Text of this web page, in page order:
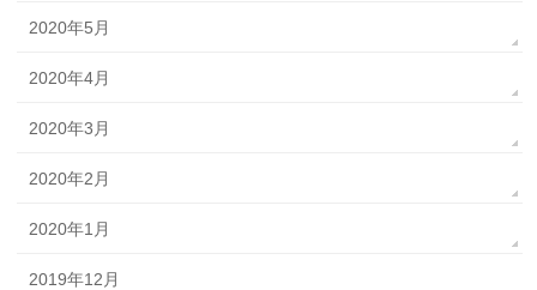
2020年5月
2020年4月
2020年3月
2020年2月
2020年1月
2019年12月